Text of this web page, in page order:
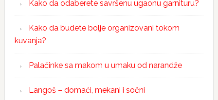
Kako da odaberete savršenu ugaonu garnituru?
Kako da budete bolje organizovani tokom
kuvanja?
Palačinke sa makom u umaku od narandže
Langoš – domaći, mekani i sočni